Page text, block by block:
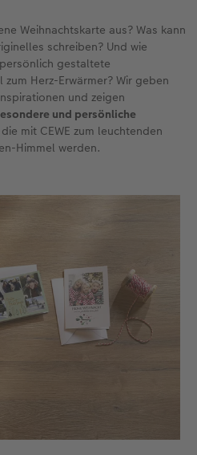
Weihnachtskarte aus? Was kann
schreiben? Und wie
gestaltete
Herz-Erwärmer? Wir geben
und zeigen
und persönliche
mit CEWE zum leuchtenden
Himmel werden.